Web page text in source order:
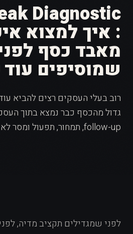
Diagnostic
: איך למצוא
מאבד כסף
שמוסיפים עוד
רוב בעלי העסקים רצים להביא
גדול מהכסף כבר נמצא בתוך
follow-up, תמחור, תפעול ומסר לא חד.
לפני שמגדילים תקציב מדיה,